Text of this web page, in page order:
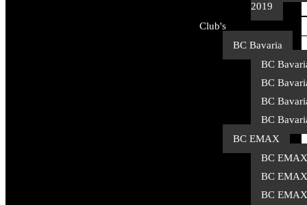
2019
Club's
BC Bavaria
BC
BC
BC
BC
BC EMAX
BC
BC
BC